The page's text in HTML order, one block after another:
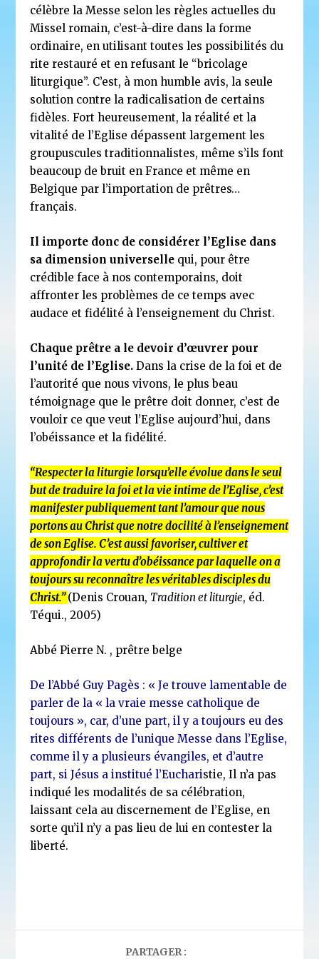
célèbre la Messe selon les règles actuelles du
Missel romain, c’est-à-dire dans la forme
ordinaire, en utilisant toutes les possibilités du
rite restauré et en refusant le “bricolage
liturgique”. C’est, à mon humble avis, la seule
solution contre la radicalisation de certains
fidèles. Fort heureusement, la réalité et la
vitalité de l’Eglise dépassent largement les
groupuscules traditionnalistes, même s’ils font
beaucoup de bruit en France et même en
Belgique par l’importation de prêtres…
français.
Il importe donc de considérer l’Eglise dans
sa dimension universelle qui, pour être
crédible face à nos contemporains, doit
affronter les problèmes de ce temps avec
audace et fidélité à l’enseignement du Christ.
Chaque prêtre a le devoir d’œuvrer pour
l’unité de l’Eglise. Dans la crise de la foi et de
l’autorité que nous vivons, le plus beau
témoignage que le prêtre doit donner, c’est de
vouloir ce que veut l’Eglise aujourd’hui, dans
l’obéissance et la fidélité.
“Respecter la liturgie lorsqu’elle évolue dans le seul
but de traduire la foi et la vie intime de l’Eglise, c’est
manifester publiquement tant l’amour que nous
portons au Christ que notre docilité à l’enseignement
de son Eglise. C’est aussi favoriser, cultiver et
approfondir la vertu d’obéissance par laquelle on a
toujours su reconnaître les véritables disciples du
Christ.”(Denis Crouan, Tradition et liturgie, éd.
Téqui., 2005)
Abbé Pierre N. , prêtre belge
De l’Abbé Guy Pagès : « Je trouve lamentable de
parler de la « la vraie messe catholique de
toujours », car, d’une part, il y a toujours eu des
rites différents de l’unique Messe dans l’Eglise,
comme il y a plusieurs évangiles, et d’autre
part, si Jésus a institué l’Eucharistie, Il n’a pas
indiqué les modalités de sa célébration,
laissant cela au discernement de l’Eglise, en
sorte qu’il n’y a pas lieu de lui en contester la
liberté.
PARTAGER :